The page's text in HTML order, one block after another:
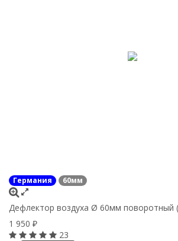
Германия 60мм
Дефлектор воздуха Ø 60мм поворотный
1 950 ₽
23